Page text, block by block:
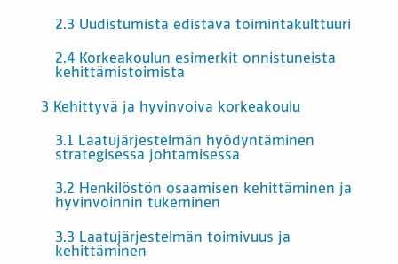
2.3 Uudistumista edistävä toimintakulttuuri
2.4 Korkeakoulun esimerkit onnistuneista
kehittämistoimista
3 Kehittyvä ja hyvinvoiva korkeakoulu
3.1 Laatujärjestelmän hyödyntäminen
strategisessa johtamisessa
3.2 Henkilöstön osaamisen kehittäminen ja
hyvinvoinnin tukeminen
3.3 Laatujärjestelmän toimivuus ja
kehittäminen